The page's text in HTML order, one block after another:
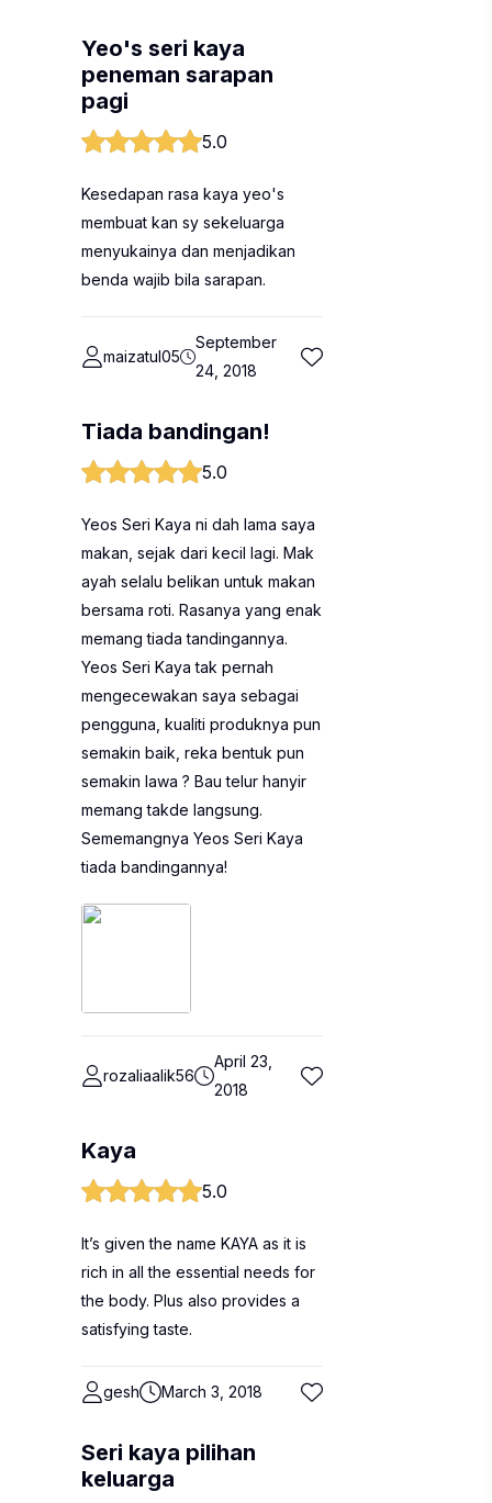
Yeo's seri kaya
peneman sarapan
pagi
5.0
Kesedapan rasa kaya yeo's
membuat kan sy sekeluarga
menyukainya dan menjadikan
benda wajib bila sarapan.
maizatul05
September
24, 2018
Tiada bandingan!
5.0
Yeos Seri Kaya ni dah lama saya
makan, sejak dari kecil lagi. Mak
ayah selalu belikan untuk makan
bersama roti. Rasanya yang enak
memang tiada tandingannya.
Yeos Seri Kaya tak pernah
mengecewakan saya sebagai
pengguna, kualiti produknya pun
semakin baik, reka bentuk pun
semakin lawa ? Bau telur hanyir
memang takde langsung.
Sememangnya Yeos Seri Kaya
tiada bandingannya!
rozaliaalik56
April 23,
2018
Kaya
5.0
It’s given the name KAYA as it is
rich in all the essential needs for
the body. Plus also provides a
satisfying taste.
gesh March 3, 2018
Seri kaya pilihan
keluarga